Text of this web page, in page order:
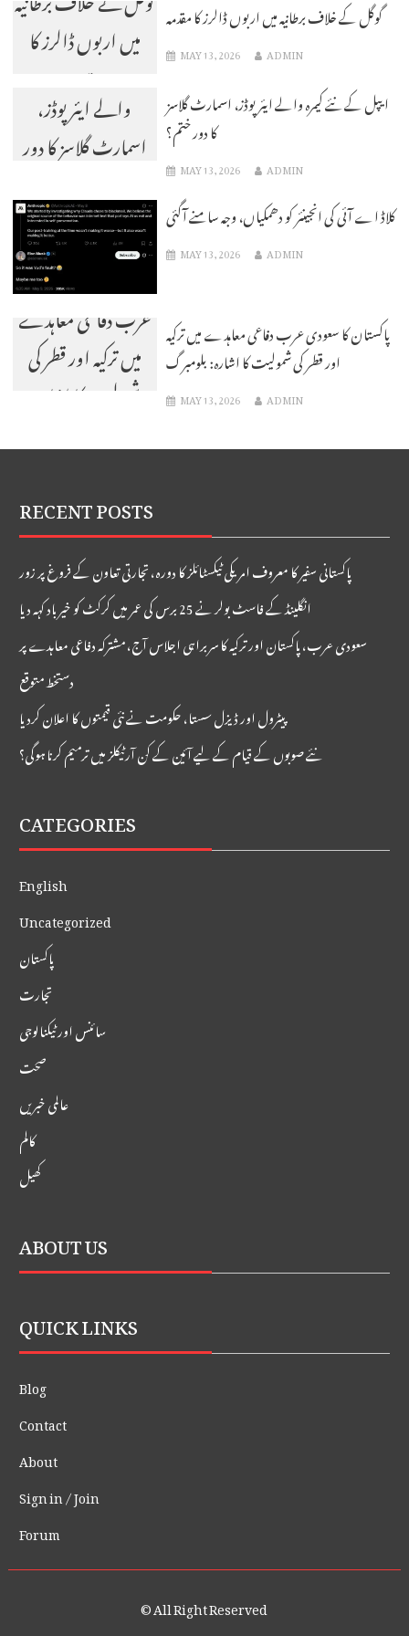
میں اربوں ڈالرز کا
مقدمہ
گوگل کے خلاف برطانیہ میں اربوں ڈالرز کا مقدمہ
MAY 13, 2026 ADMIN
ایپل کے نئے کیمرہ
والے ایئر پوڈز،
اسمارٹ گلاسز کا دور
ایپل کے نئے کیمرہ والے ایئر پوڈز، اسمارٹ گلاسز
کا دور ختم؟
MAY 13, 2026 ADMIN
کلاڈ اے آئی کی انجینئر کو دھمکیاں، وجہ سامنے آگئی
MAY 13, 2026 ADMIN
پاکستان کا سعودی
عرب دفاعی معاہدے
میں ترکیہ اور قطر کی
شمولیت کا اشارہ:
پاکستان کا سعودی عرب دفاعی معاہدے میں ترکیہ
اور قطر کی شمولیت کا اشارہ: بلومبرگ
MAY 13, 2026 ADMIN
RECENT POSTS
پاکستانی سفیر کا معروف امریکی ٹیکسٹائلز کا دورہ، تجارتی تعاون کے فروغ پر زور
انگلینڈ کے فاسٹ بولر نے 25 برس کی عمر میں کرکٹ کو خیر باد کہہ دیا
سعودی عرب، پاکستان اور ترکیہ کا سربراہی اجلاس آج، مشترکہ دفاعی معاہدے پر
دستخط متوقع
پیٹرول اور ڈیزل سستا، حکومت نے نئی قیمتوں کا اعلان کردیا
نئے صوبوں کے قیام کے لیے آئین کے کن آرٹیکلز میں ترمیم کرنا ہوگی؟
CATEGORIES
English
Uncategorized
پاکستان
تجارت
سائنس اور ٹیکنالوجی
صحت
عالمی خبریں
کالم
کھیل
ABOUT US
QUICK LINKS
Blog
Contact
About
Sign in / Join
Forum
© All Right Reserved